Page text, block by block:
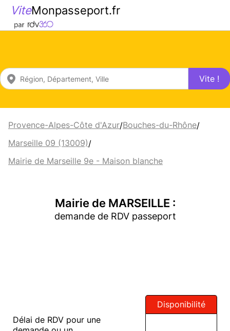
ViteMonpasseport.fr
Vite !
Provence-Alpes-Côte d'Azur/Bouches-du-Rhône/
Marseille 09 (13009)/
Mairie de Marseille 9e - Maison blanche
Mairie de MARSEILLE :
demande de RDV passeport
Délai de RDV pour une
Disponibilité